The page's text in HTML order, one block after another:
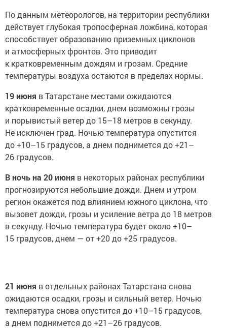
По данным метеорологов, на территории республики
действует глубокая тропосферная ложбина, которая
способствует образованию приземных циклонов
и атмосферных фронтов. Это приводит
к кратковременным дождям и грозам. Средние
температуры воздуха остаются в пределах нормы.
19 июня в Татарстане местами ожидаются
кратковременные осадки, днем возможны грозы
и порывистый ветер до 15–18 метров в секунду.
Не исключен град. Ночью температура опустится
до +10–15 градусов, а днем поднимется до +21–
26 градусов.
В ночь на 20 июня в некоторых районах республики
прогнозируются небольшие дожди. Днем и утром
регион окажется под влиянием южного циклона, что
вызовет дожди, грозы и усиление ветра до 18 метров
в секунду. Ночью температура будет около +10–
15 градусов, днем — от +20 до +25 градусов.
21 июня в отдельных районах Татарстана снова
ожидаются осадки, грозы и сильный ветер. Ночью
температура снова опустится до +10–15 градусов,
а днем поднимется до +21–26 градусов.